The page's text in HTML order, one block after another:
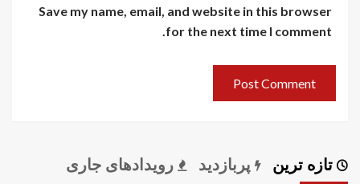
Save my name, email, and website in this browser
for the next time I comment.
تازه ترین پربازدید رویدادهای جاری